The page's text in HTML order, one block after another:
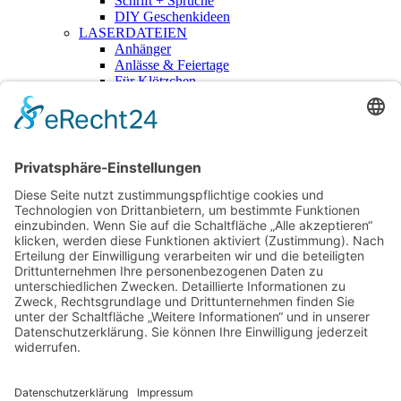
DIY Geschenkideen
LASERDATEIEN
Anhänger
Anlässe & Feiertage
Für Klötzchen
Haus + Garten
Kita + Schule
Kuchenstecker
3D-Druckdateien
RUB-ONS
Mehr
Lizenzen
Für Händler – B2B
Blog
Über mich
Kontakt
Login
hallo@thevectorians.de
Anmelden